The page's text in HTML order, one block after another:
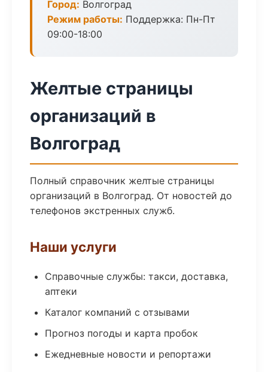
Город: Волгоград
Режим работы: Поддержка: Пн-Пт
09:00-18:00
Желтые страницы
организаций в
Волгоград
Полный справочник желтые страницы
организаций в Волгоград. От новостей до
телефонов экстренных служб.
Наши услуги
Справочные службы: такси, доставка,
аптеки
Каталог компаний с отзывами
Прогноз погоды и карта пробок
Ежедневные новости и репортажи